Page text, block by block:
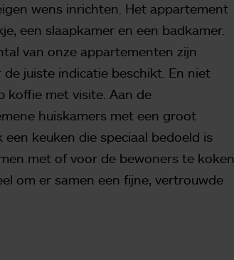
wens inrichten. Het appartement
een slaapkamer en een badkamer.
van onze appartementen zijn
juiste indicatie beschikt. En niet
koffie met visite. Aan de
huiskamers met een groot
keuken die speciaal bedoeld is
met of voor de bewoners te koken.
om er samen een fijne, vertrouwde